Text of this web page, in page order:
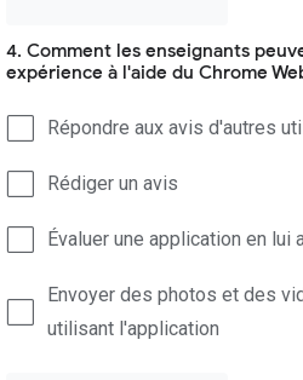
4. Comment les enseignants
expérience à l'aide du Chrome
Répondre aux avis d'autres
Rédiger un avis
Évaluer une application en
Envoyer des photos et des
utilisant l'application